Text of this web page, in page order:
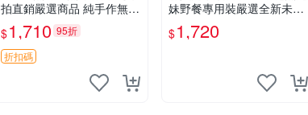
拍直銷嚴選商品 純手作無修
圖可收藏 郵差熊 Momo熊
標牌 商品
$1,710 95折
折扣碼
妹野餐專用裝嚴選全新未開
封，包含兩組大童款紙盒
裝，適合收藏與分享。 餅乾
$1,720